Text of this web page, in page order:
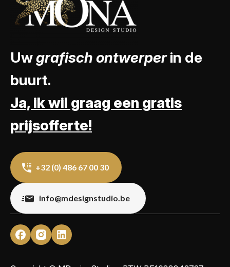
Uwgrafisch ontwerperin de
buurt.
Ja, ik wil graag een gratis
prijsofferte!
+32 (0) 486 67 00 30
info@mdesignstudio.be